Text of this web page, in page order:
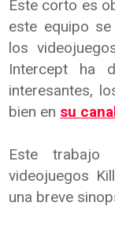
Este corto es
este equipo
los
Intercept ha
interesantes,
bien en su
Este
videojuegos
una breve